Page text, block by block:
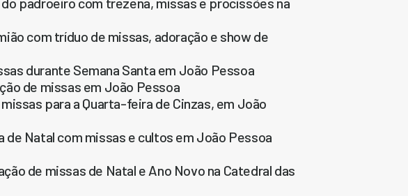
com tríduo de missas, adoração e show de
durante Semana Santa em João Pessoa
de missas em João Pessoa
para a Quarta-feira de Cinzas, em João
Natal com missas e cultos em João Pessoa
de missas de Natal e Ano Novo na Catedral das